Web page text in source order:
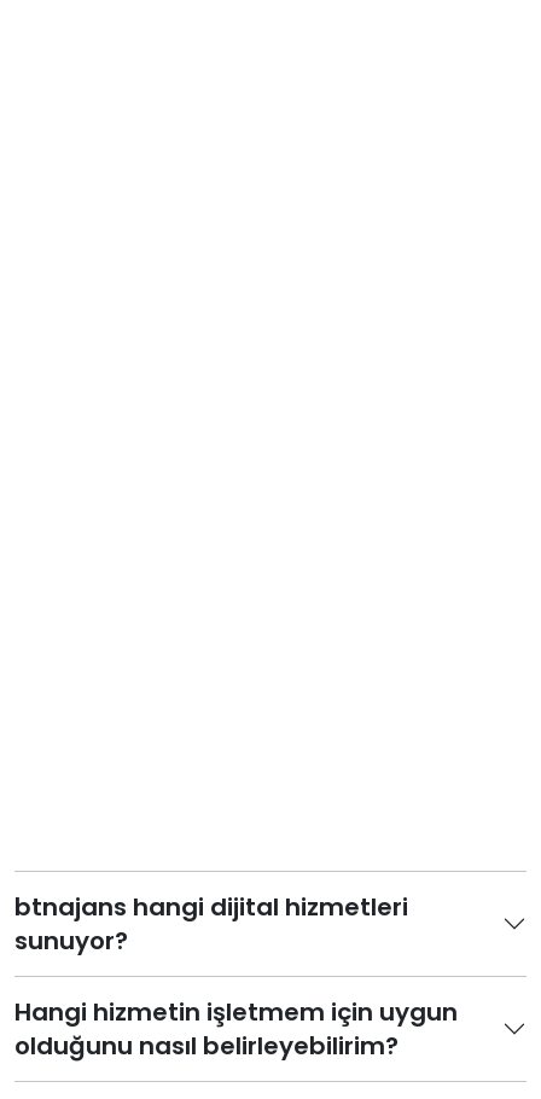
btnajans hangi dijital hizmetleri
sunuyor?
Hangi hizmetin işletmem için uygun
olduğunu nasıl belirleyebilirim?